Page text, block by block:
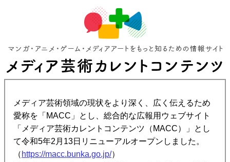
メディア芸術領域の現状をより深く、広く伝えるため
愛称を「MACC」とし、総合的な広報用ウェブサイト
「メディア芸術カレントコンテンツ（MACC）」とし
て令和5年2月13日リニューアルオープンしました。
（ https://macc.bunka.go.jp/）